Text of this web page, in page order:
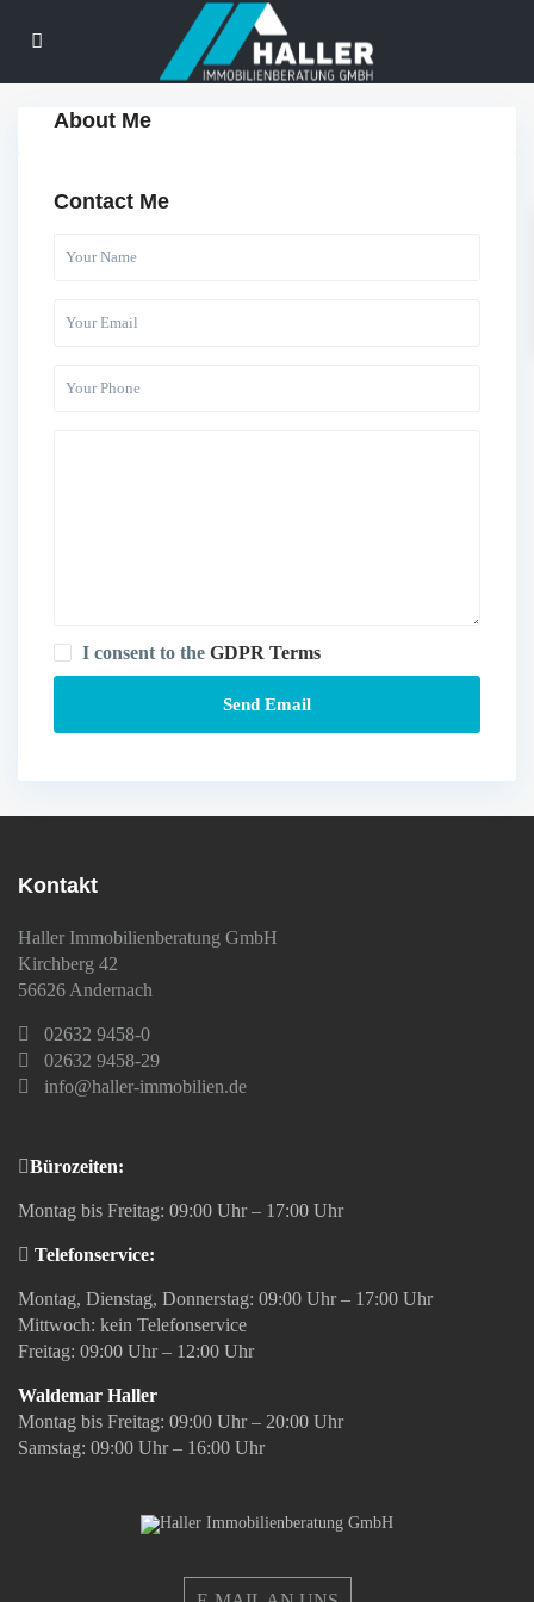
About Me
Contact Me
I consent to theGDPR Terms
Kontakt
Haller Immobilienberatung GmbH
Kirchberg 42
56626 Andernach
02632 9458-0
02632 9458-29
info@haller-immobilien.de
Bürozeiten:
Montag bis Freitag: 09:00 Uhr – 17:00 Uhr
Telefonservice:
Montag, Dienstag, Donnerstag: 09:00 Uhr – 17:00 Uhr
Mittwoch: kein Telefonservice
Freitag: 09:00 Uhr – 12:00 Uhr
Waldemar Haller
Montag bis Freitag: 09:00 Uhr – 20:00 Uhr
Samstag: 09:00 Uhr – 16:00 Uhr